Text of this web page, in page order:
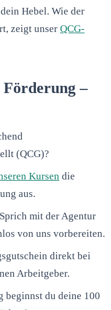
Hebel. Wie der
zeigt unser QCG-
Förderung –
(QCG)?
Kursen die
aus.
Sprich mit der Agentur
von uns vorbereiten.
direkt bei
Arbeitgeber.
beginnst du deine 100